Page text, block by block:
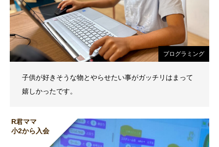
プログラミング
子供が好きそうな物とやらせたい事がガッチリはまって
嬉しかったです。
R君ママ
小2から入会